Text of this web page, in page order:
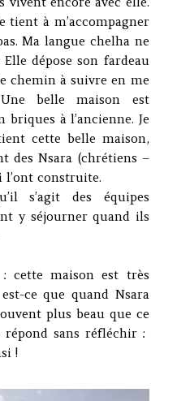
tient à m’accompagner
Ma langue chelha ne
dépose son fardeau
chemin à suivre en me
belle maison est
à l’ancienne. Je
cette belle maison,
des Nsara (chrétiens –
l’ont construite.
s’agit des équipes
y séjourner quand ils
cette maison est très
ce que quand Nsara
plus beau que ce
répond sans réfléchir :
!